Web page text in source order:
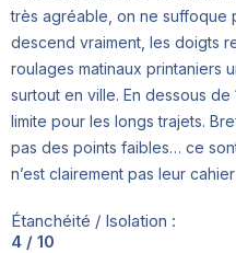
très agréable, on ne suffoque
descend vraiment, les doigts
roulages matinaux printaniers
surtout en ville. En dessous de
limite pour les longs trajets.
pas des points faibles… ce
n’est clairement pas leur
Étanchéité / Isolation :
4 / 10